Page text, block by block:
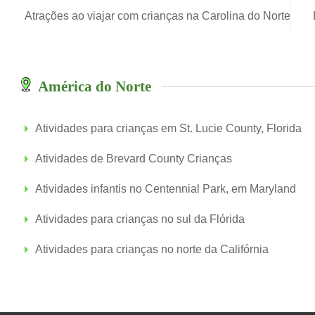
Atrações ao viajar com crianças na Carolina do Norte
América do Norte
Atividades para crianças em St. Lucie County, Florida
Atividades de Brevard County Crianças
Atividades infantis no Centennial Park, em Maryland
Atividades para crianças no sul da Flórida
Atividades para crianças no norte da Califórnia